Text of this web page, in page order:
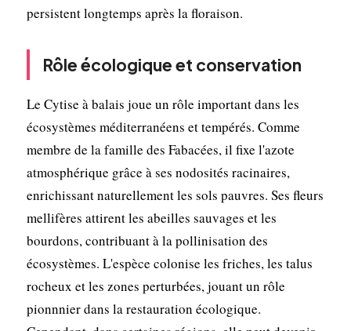
persistent longtemps après la floraison.
Rôle écologique et conservation
Le Cytise à balais joue un rôle important dans les
écosystèmes méditerranéens et tempérés. Comme
membre de la famille des Fabacées, il fixe l'azote
atmosphérique grâce à ses nodosités racinaires,
enrichissant naturellement les sols pauvres. Ses fleurs
mellifères attirent les abeilles sauvages et les
bourdons, contribuant à la pollinisation des
écosystèmes. L'espèce colonise les friches, les talus
rocheux et les zones perturbées, jouant un rôle
pionnnier dans la restauration écologique.